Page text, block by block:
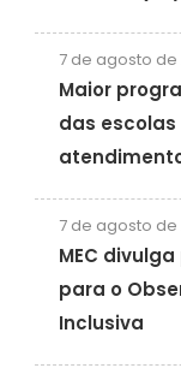
7 de agosto de
Maior
das
7 de agosto de
MEC
para o
Inclusiva